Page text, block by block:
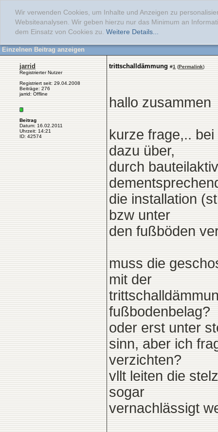
Wir verwenden Cookies, um Inhalte und Anzeigen zu
Websiteanalysen. Wir geben hierzu nur das Minimum an
dem Einsatz von Cookies zu. Weitere Details...
Einzelnen Beitrag anzeigen
jarrid
Registrierter Nutzer
Registriert seit: 29.04.2008
Beiträge: 276
jarrid: Offline
Beitrag
Datum: 16.02.2011
Uhrzeit: 14:21
ID: 42574
trittschalldämmung #1 (Permalink)
hallo zusammen
kurze frage,..
dazu über,
durch
die installation
bzw unter
den fußböden
muss die
mit der
fußbodenbelag?
oder erst unter
sinn, aber ich
verzichten?
vllt leiten die
sogar
vernachlässigt